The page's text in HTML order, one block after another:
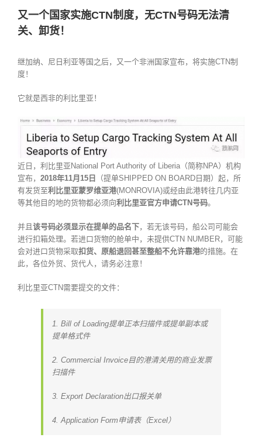
又一个国家实施CTN制度，无CTN号码无法清
关、卸货！
继加纳、尼日利亚等国之后，又一个非洲国家宣布，将实施CTN制
度！
它就是西非的利比里亚！
近日，利比里亚National Port Authority of Liberia（简称NPA）机构
宣布， 2018年11月15日
（提单SHIPPED ON BOARD日期）起，所
有发货至利比里亚蒙罗维亚港(MONROVIA)或经由此港转往几内亚
等其他目的地的货物都必须向利比里亚官方申请CTN号码。
并且 该号码必须显示在提单的品名下，若无该号码，船公司可能会
进行扣箱处理。若进口货物的舱单中，未提供CTN NUMBER，可能
会对进口货物采取扣货、原船退回甚至整船不允许靠港的措施。在
此，各位外贸、货代人，请务必注意！
利比里亚CTN需要提交的文件：
1. Bill of Loading提单正本扫描件或提单副本或
提单格式件
2. Commercial Invoice目的港清关用的商业发票
扫描件
3. Export Declaration出口报关单
4. Application Form申请表（Excel）